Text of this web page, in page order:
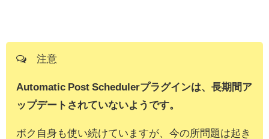
注意
Automatic Post Schedulerプラグインは、長期間ア
ップデートされていないようです。
ボク自身も使い続けていますが、今の所問題は起き